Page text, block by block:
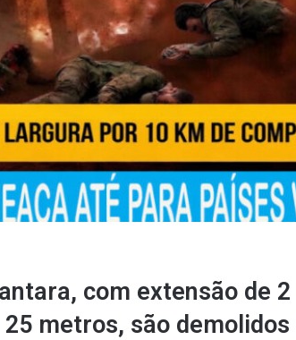
com extensão de
metros, são demolidos